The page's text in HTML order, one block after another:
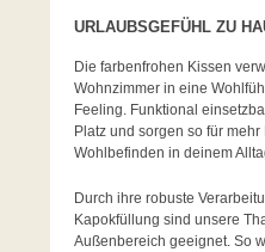
URLAUBSGEFÜHL ZU
Die farbenfrohen Kissen
Wohnzimmer in eine
Feeling. Funktional
Platz und sorgen so für
Wohlbefinden in deinem
Durch ihre robuste
Kapokfüllung sind unsere
Außenbereich geeignet. So